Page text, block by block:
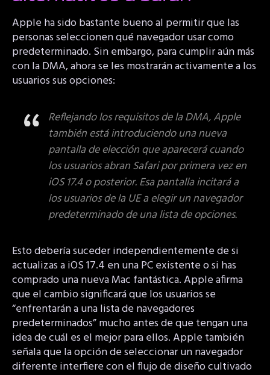
Apple ha sido bastante bueno al permitir que las
personas seleccionen qué navegador usar como
predeterminado. Sin embargo, para cumplir aún más
con la DMA, ahora se les mostrarán activamente a los
usuarios sus opciones:
Reflejando los requisitos de la DMA, Apple
también está introduciendo una nueva
pantalla de elección que aparecerá cuando
los usuarios abran Safari por primera vez en
iOS 17.4 o posterior. Esa pantalla incitará a
los usuarios de la UE a elegir un navegador
predeterminado de una lista de opciones.
Esto debería suceder independientemente de si
actualizas a iOS 17.4 en una PC existente o si has
comprado una nueva Mac fantástica. Apple afirma
que el cambio significará que los usuarios se
“enfrentarán a una lista de navegadores
predeterminados” mucho antes de que tengan una
idea de cuál es el mejor para ellos. Apple también
señala que la opción de seleccionar un navegador
diferente interfiere con el flujo de diseño cultivado